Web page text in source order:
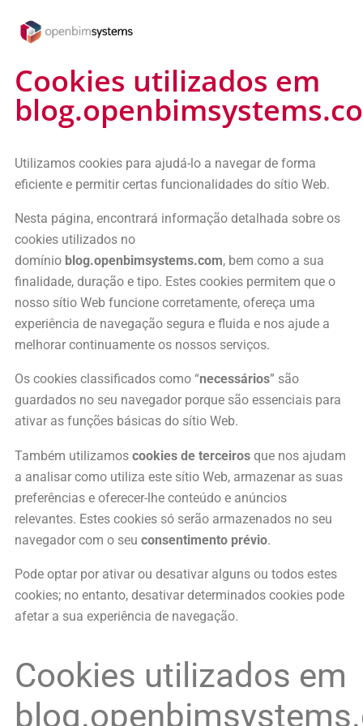
Cookies utilizados em
Utilizamos cookies para ajudá-lo a navegar de forma
eficiente e permitir certas funcionalidades do sítio Web.
Nesta página, encontrará informação detalhada sobre os
cookies utilizados no
domínio blog.openbimsystems.com, bem como a sua
finalidade, duração e tipo. Estes cookies permitem que o
nosso sítio Web funcione corretamente, ofereça uma
experiência de navegação segura e fluida e nos ajude a
melhorar continuamente os nossos serviços.
Os cookies classificados como “necessários” são
guardados no seu navegador porque são essenciais para
ativar as funções básicas do sítio Web.
Também utilizamos cookies de terceiros que nos ajudam
a analisar como utiliza este sítio Web, armazenar as suas
preferências e oferecer-lhe conteúdo e anúncios
relevantes. Estes cookies só serão armazenados no seu
navegador com o seu consentimento prévio.
Pode optar por ativar ou desativar alguns ou todos estes
cookies; no entanto, desativar determinados cookies pode
afetar a sua experiência de navegação.
Cookies utilizados em